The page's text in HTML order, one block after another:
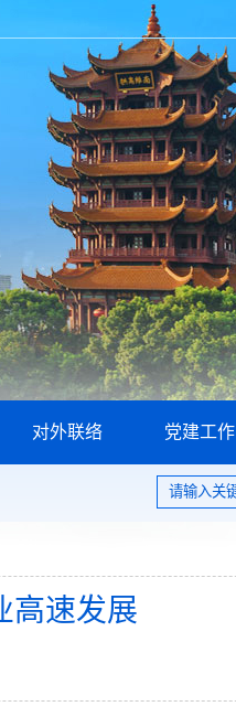
对外联络 党建工作
高速发展